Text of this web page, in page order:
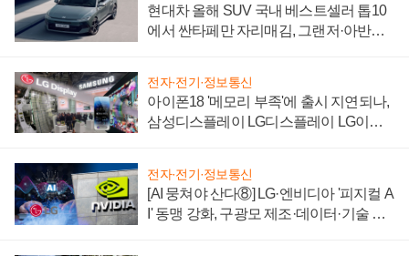
현대차 올해 SUV 국내 베스트셀러 톱10
에서 싼타페만 자리매김, 그랜저·아반떼
전자·전기·정보통신
아이폰18 '메모리 부족'에 출시 지연되나,
삼성디스플레이 LG디스플레이 LG이노
전자·전기·정보통신
[AI 뭉쳐야 산다⑧] LG·엔비디아 '피지컬 A
I' 동맹 강화, 구광모 제조·데이터·기술 결